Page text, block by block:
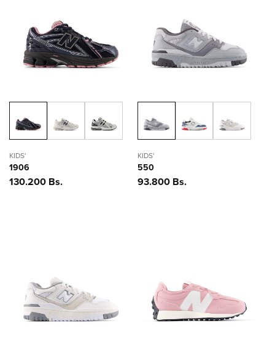
KIDS'
1906
Precio
130.200 Bs.
KIDS'
550
Precio
93.800 Bs.